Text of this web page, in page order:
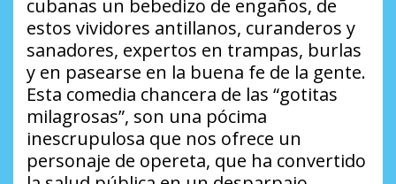
cubanas un bebedizo de engaños, de
estos vividores antillanos, curanderos y
sanadores, expertos en trampas, burlas
y en pasearse en la buena fe de la gente.
Esta comedia chancera de las “gotitas
milagrosas”, son una pócima
inescrupulosa que nos ofrece un
personaje de opereta, que ha convertido